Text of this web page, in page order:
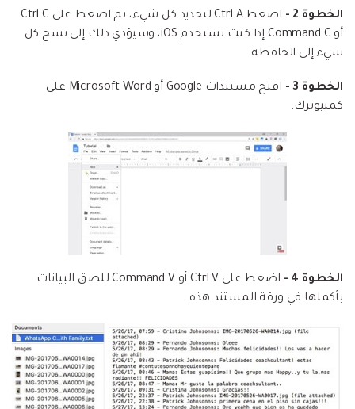
الخطوة 2 -
اضغط Ctrl A لتحديد كل شيء، ثم اضغط على Ctrl C
أو Command C إذا كنت تستخدم iOS، وسيؤدي ذلك إلى نسخ كل
شيء إلى الحافظة.
الخطوة 3 -
افتح مستندات Google أو Microsoft Word على
كمبيوترك.
الخطوة 4 -
اضغط على Ctrl V أو Command V للصق البيانات
بأكملها في ورقة المستند هذه.